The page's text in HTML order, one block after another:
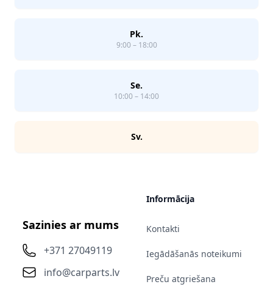
Pk.
9:00 – 18:00
Se.
10:00 – 14:00
Sv.
Sazinies ar mums
+371 27049119
info@carparts.lv
Informācija
Kontakti
Iegādāšanās noteikumi
Preču atgriešana